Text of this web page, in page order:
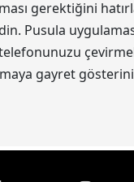
gerektiğini
Pusula
gayret